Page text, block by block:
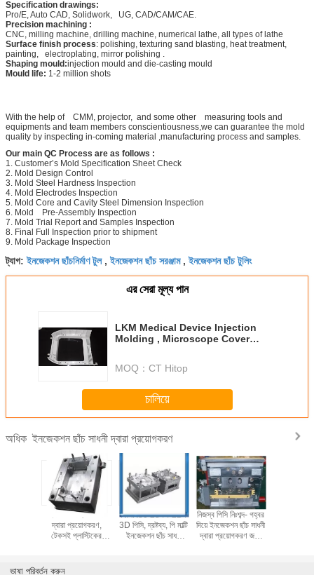
Specification drawings:
Pro/E, Auto CAD, Solidwork, UG, CAD/CAM/CAE.
Precision machining :
CNC, milling machine, drilling machine, numerical lathe, all types of lathe
Surface finish process: polishing, texturing sand blasting, heat treatment,
painting, electroplating, mirror polishing .
Shaping mould:injection mould and die-casting mould
Mould life: 1-2 million shots
With the help of CMM, projector, and some other measuring tools and
equipments and team members conscientiousness,we can guarantee the mold
quality by inspecting in-coming material ,manufacturing process and samples.
Our main QC Process are as follows :
1. Customer’s Mold Specification Sheet Check
2. Mold Design Control
3. Mold Steel Hardness Inspection
4. Mold Electrodes Inspection
5. Mold Core and Cavity Steel Dimension Inspection
6. Mold Pre-Assembly Inspection
7. Mold Trial Report and Samples Inspection
8. Final Full Inspection prior to shipment
9. Mold Package Inspection
ট্যাগ:ইনজেকশন ছাঁচনির্মাণ টুল,ইনজেকশন ছাঁচ সরঞ্জাম,ইনজেকশন ছাঁচ টুলিং
এর সেরা মূল্য পান
LKM Medical Device Injection
Molding , Microscope Cover
MOQ： CT Hitop
চালিয়ে
অধিকইনজেকশন ছাঁচ সাধনী দ্বারা প্রয়োগকরণ
ইনজেকশন ছাঁচ সাধনী
দ্বারা প্রয়োগকরণ,
টেকসই প্লাস্টিকের
NAK80 2344 2D /
3D পিসি, দ্রষ্টব্য, পি মাল্টি
ইনজেকশন ছাঁচ সাধনী
নিজস্ব পিসি নিঃশব্দ- গহ্বর
দিয়ে ইনজেকশন ছাঁচ সাধনী
দ্বারা প্রয়োগকরণ জন্য
ভাষা পরিবর্তন করুন